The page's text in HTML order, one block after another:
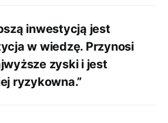
inwestycją jest
w wiedzę. Przynosi
zyski i jest
ryzykowna.”